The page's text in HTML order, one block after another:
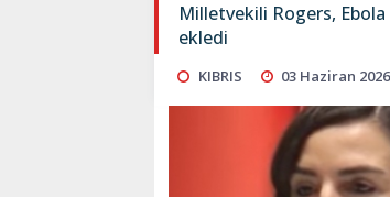
Milletvekili Rogers,
ekledi
KIBRIS 03 Haziran